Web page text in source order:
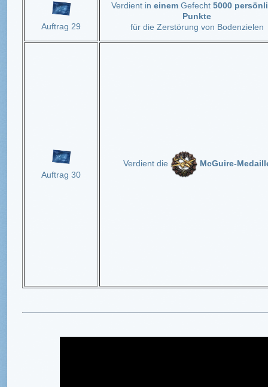
Auftrag 29
Verdient in einemGefecht 5000
Punkte
für die Zerstörung von Bodenzielen
Auftrag 30
Verdient die McGuire-